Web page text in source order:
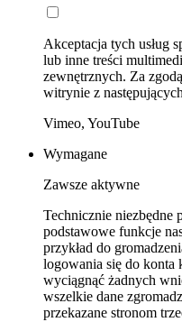
Akceptacja tych usług
lub inne treści
zewnętrznych. Za
witrynie z
Vimeo, YouTube
Wymagane
Zawsze aktywne
Technicznie niezbędne
podstawowe funkcje
przykład do
logowania się do konta
wyciągnąć żadnych
wszelkie dane
przekazane stronom